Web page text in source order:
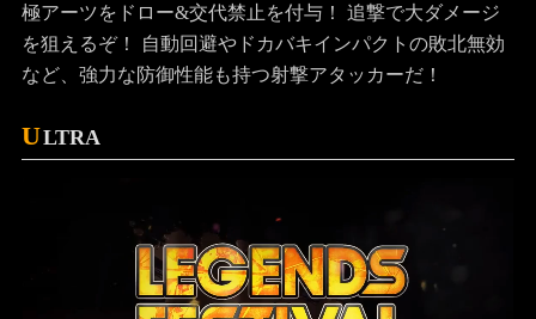
極アーツをドロー&交代禁止を付与！ 追撃で大ダメージ
を狙えるぞ！ 自動回避やドカバキインパクトの敗北無効
など、強力な防御性能も持つ射撃アタッカーだ！
ULTRA